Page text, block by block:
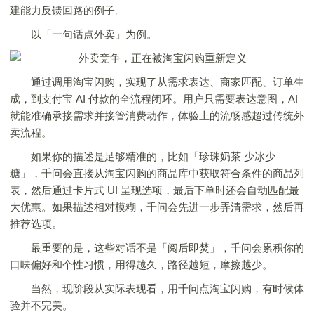
建能力反馈回路的例子。
以「一句话点外卖」为例。
通过调用淘宝闪购，实现了从需求表达、商家匹配、订单生
成，到支付宝 AI 付款的全流程闭环。用户只需要表达意图，AI
就能准确承接需求并接管消费动作，体验上的流畅感超过传统外
卖流程。
如果你的描述是足够精准的，比如「珍珠奶茶 少冰少
糖」，千问会直接从淘宝闪购的商品库中获取符合条件的商品列
表，然后通过卡片式 UI 呈现选项，最后下单时还会自动匹配最
大优惠。如果描述相对模糊，千问会先进一步弄清需求，然后再
推荐选项。
最重要的是，这些对话不是「阅后即焚」，千问会累积你的
口味偏好和个性习惯，用得越久，路径越短，摩擦越少。
当然，现阶段从实际表现看，用千问点淘宝闪购，有时候体
验并不完美。